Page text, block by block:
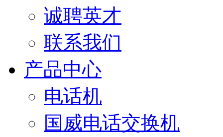
诚聘英才
联系我们
产品中心
电话机
国威电话交换机